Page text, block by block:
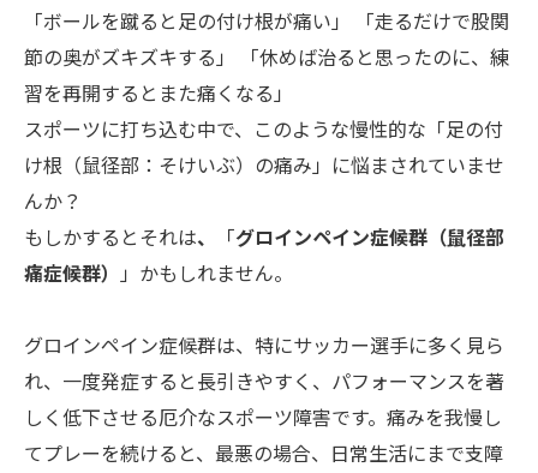
「ボールを蹴ると足の付け根が痛い」 「走るだけで股関
節の奥がズキズキする」 「休めば治ると思ったのに、練
習を再開するとまた痛くなる」
スポーツに打ち込む中で、このような慢性的な「足の付
け根（鼠径部：そけいぶ）の痛み」に悩まされていませ
んか？
もしかするとそれは、 「グロインペイン症候群（鼠径部
痛症候群）
」かもしれません。
グロインペイン症候群は、特にサッカー選手に多く見ら
れ、一度発症すると長引きやすく、パフォーマンスを著
しく低下させる厄介なスポーツ障害です。痛みを我慢し
てプレーを続けると、最悪の場合、日常生活にまで支障